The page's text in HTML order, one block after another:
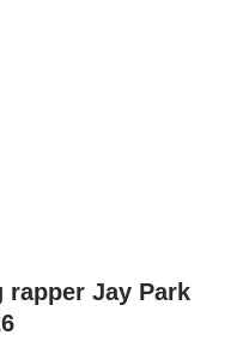
rapper Jay Park